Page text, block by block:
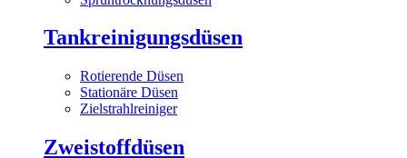
Tankreinigungsdüsen
Rotierende Düsen
Stationäre Düsen
Zielstrahlreiniger
Zweistoffdüsen